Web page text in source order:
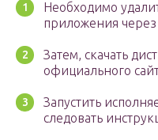
Необходимо
приложения
Затем, скачать
официального
Запустить
следовать